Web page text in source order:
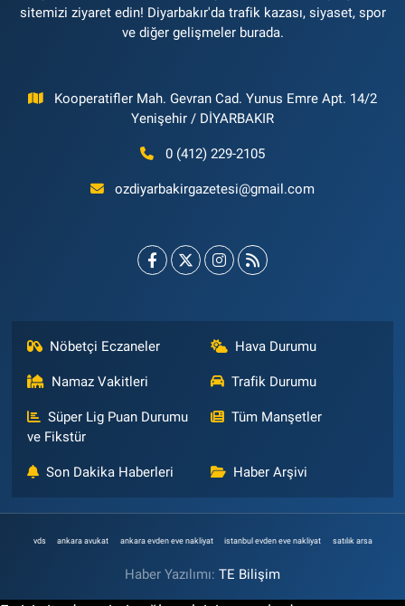
sitemizi ziyaret edin! Diyarbakır'da trafik kazası, siyaset, spor
ve diğer gelişmeler burada.
Kooperatifler Mah. Gevran Cad. Yunus Emre Apt. 14/2
Yenişehir / DİYARBAKIR
0 (412) 229-2105
ozdiyarbakirgazetesi@gmail.com
Nöbetçi Eczaneler Hava Durumu
Namaz Vakitleri Trafik Durumu
Süper Lig Puan Durumu
ve Fikstür
Tüm Manşetler
Son Dakika Haberleri Haber Arşivi
vds ankara avukat ankara evden eve nakliyat istanbul evden eve nakliyat satılık arsa
Haber Yazılımı: TE Bilişim